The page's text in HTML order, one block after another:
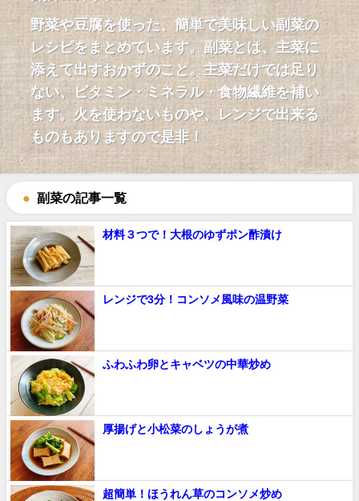
野菜や豆腐を使った、簡単で美味しい副菜の
レシピをまとめています。副菜とは、主菜に
添えて出すおかずのこと。主菜だけでは足り
ない、ビタミン・ミネラル・食物繊維を補い
ます。火を使わないものや、レンジで出来る
ものもありますので是非！
副菜の記事一覧
材料３つで！大根のゆずポン酢漬け
レンジで3分！コンソメ風味の温野菜
ふわふわ卵とキャベツの中華炒め
厚揚げと小松菜のしょうが煮
超簡単！ほうれん草のコンソメ炒め